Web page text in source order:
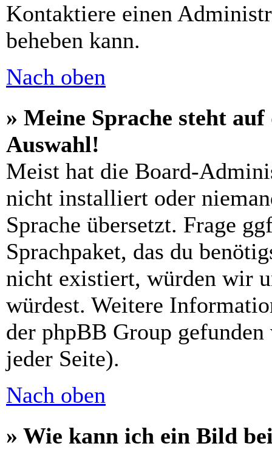
Kontaktiere einen
beheben kann.
Nach oben
» Meine Sprache steht
Auswahl!
Meist hat die Board-
nicht installiert oder
Sprache übersetzt. Frage
Sprachpaket, das du
nicht existiert, würden wir
würdest. Weitere
der phpBB Group
jeder Seite).
Nach oben
» Wie kann ich ein Bild